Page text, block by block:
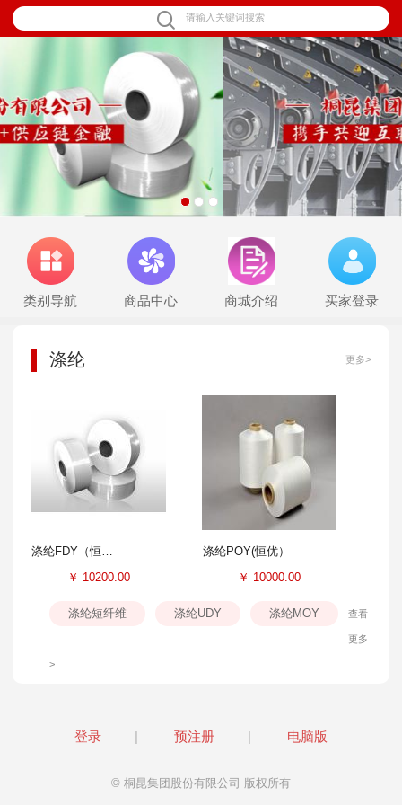
1 2 3
类别导航 商品中心 商城介绍 买家登录
涤纶 更多>
涤纶FDY（恒盛）
￥ 10200.00
涤纶POY(恒优）
￥ 10000.00
涤纶短纤维 涤纶UDY 涤纶MOY 查看
更多
>
登录 | 预注册 | 电脑版
© 桐昆集团股份有限公司 版权所有